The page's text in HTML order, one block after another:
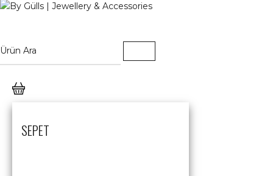
SEPET